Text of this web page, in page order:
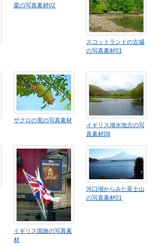
栗の写真素材02
スコットランドの古城
の写真素材01
ザクロの実の写真素材
イギリス湖水地方の写
真素材08
イギリス国旗の写真素
材
河口湖からみた富士山
の写真素材01